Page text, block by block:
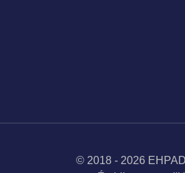
© 2018 - 2026